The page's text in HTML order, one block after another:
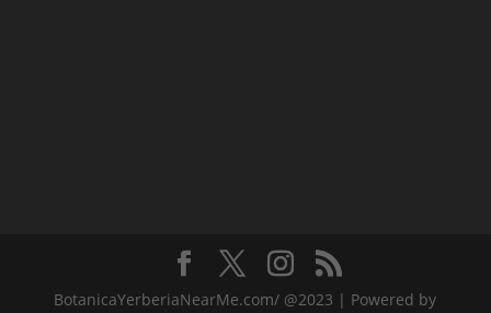
BotanicaYerberiaNearMe.com/ @2023 | Powered by